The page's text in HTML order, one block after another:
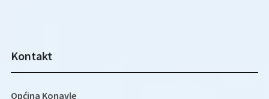
Kontakt
Općina Konavle